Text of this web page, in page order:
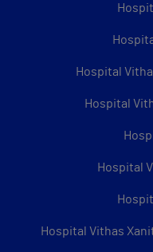
Hospital
Hospital
Hospital
Hospital Vithas